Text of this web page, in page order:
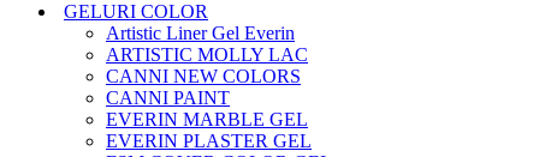
GELURI COLOR
Artistic Liner Gel Everin
ARTISTIC MOLLY LAC
CANNI NEW COLORS
CANNI PAINT
EVERIN MARBLE GEL
EVERIN PLASTER GEL